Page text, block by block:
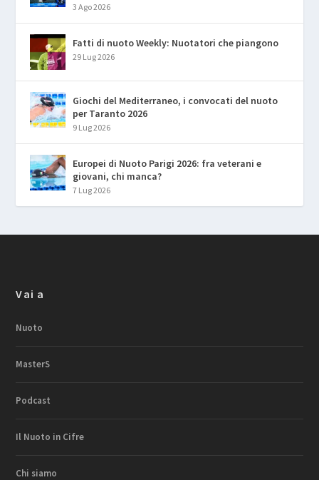
3 Ago 2026
Fatti di nuoto Weekly: Nuotatori che piangono
29 Lug 2026
Giochi del Mediterraneo, i convocati del nuoto
per Taranto 2026
9 Lug 2026
Europei di Nuoto Parigi 2026: fra veterani e
giovani, chi manca?
7 Lug 2026
Vai a
Nuoto
MasterS
Podcast
Il Nuoto in Cifre
Chi siamo